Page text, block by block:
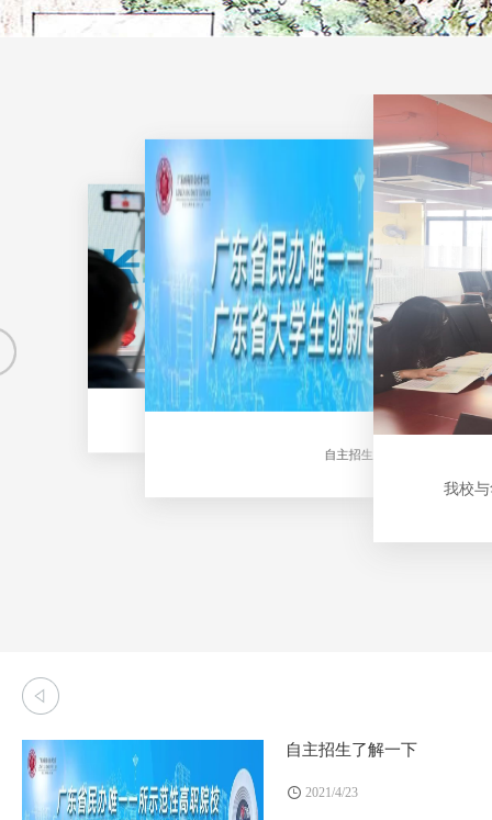
校长主任说高考 | 直播间与你探讨“职业成长与生涯规划”
我校与华润万家广东股份公司召开校企共建党建品牌
自主招生了解一下
2021/4/23